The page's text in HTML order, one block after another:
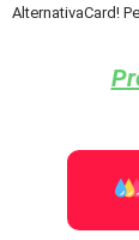
AlternativaCard!